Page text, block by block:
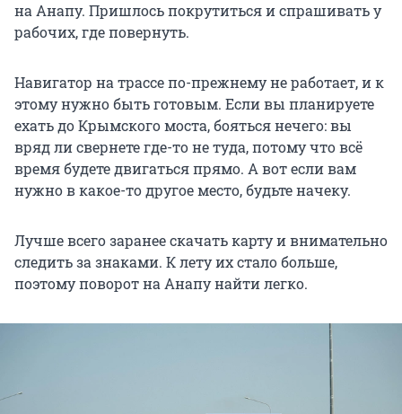
на Анапу. Пришлось покрутиться и спрашивать у
рабочих, где повернуть.
Навигатор на трассе по-прежнему не работает, и к
этому нужно быть готовым. Если вы планируете
ехать до Крымского моста, бояться нечего: вы
вряд ли свернете где-то не туда, потому что всё
время будете двигаться прямо. А вот если вам
нужно в какое-то другое место, будьте начеку.
Лучше всего заранее скачать карту и внимательно
следить за знаками. К лету их стало больше,
поэтому поворот на Анапу найти легко.